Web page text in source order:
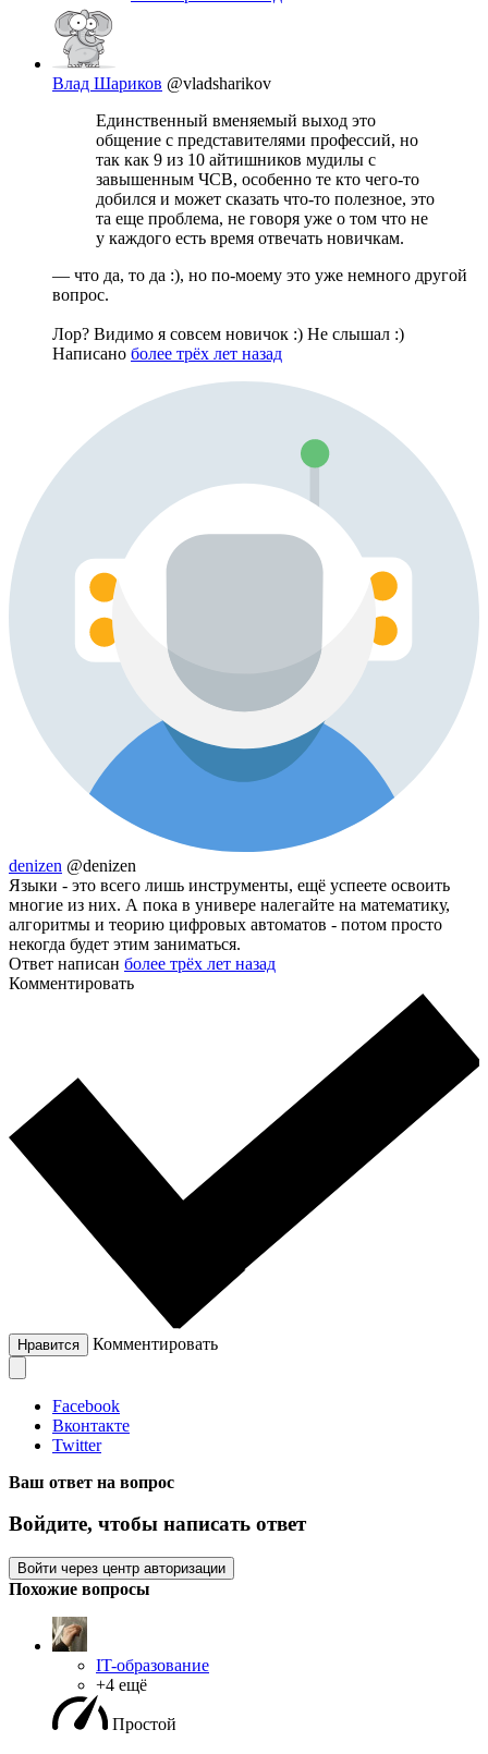
Влад Шариков @vladsharikov
Единственный вменяемый выход это
общение с представителями профессий, но
так как 9 из 10 айтишников мудилы с
завышенным ЧСВ, особенно те кто чего-то
добился и может сказать что-то полезное, это
та еще проблема, не говоря уже о том что не
у каждого есть время отвечать новичкам.
— что да, то да :), но по-моему это уже немного другой
вопрос.
Лор? Видимо я совсем новичок :) Не слышал :)
Написано более трёх лет назад
denizen @denizen
Языки - это всего лишь инструменты, ещё успеете освоить
многие из них. А пока в универе налегайте на математику,
алгоритмы и теорию цифровых автоматов - потом просто
некогда будет этим заниматься.
Ответ написан более трёх лет назад
Комментировать
Нравится Комментировать
Facebook
Вконтакте
Twitter
Ваш ответ на вопрос
Войдите, чтобы написать ответ
Войти через центр авторизации
Похожие вопросы
IT-образование
+4 ещё
Простой